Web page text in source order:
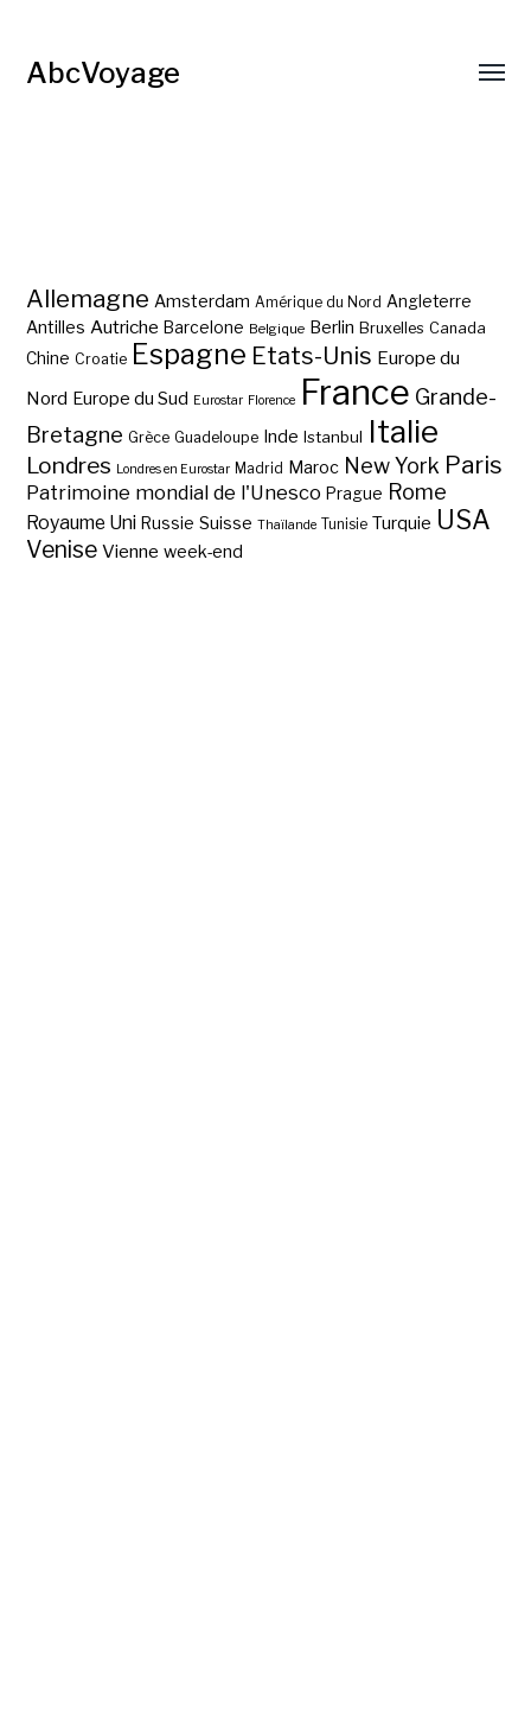
AbcVoyage
Allemagne Amsterdam Amérique du Nord Angleterre
Antilles Autriche Barcelone Belgique Berlin Bruxelles Canada
Chine Croatie Espagne Etats-Unis Europe du
Nord Europe du Sud Eurostar Florence France Grande-
Bretagne Grèce Guadeloupe Inde Istanbul Italie
Londres Londres en Eurostar Madrid Maroc New York Paris
Patrimoine mondial de l'Unesco Prague Rome
Royaume Uni Russie Suisse Thaïlande Tunisie Turquie USA
Venise Vienne week-end